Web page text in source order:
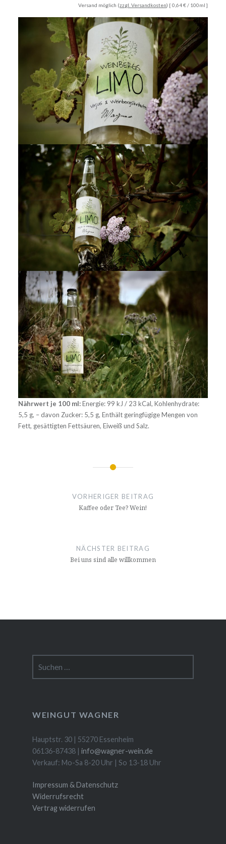
Versand möglich (zzgl. Versandkosten) [ 0,64 € / 100ml ]
Nährwert je 100 ml:Energie: 99 kJ / 23 kCal, Kohlenhydrate:
5,5 g, – davon Zucker: 5,5 g, Enthält geringfügige Mengen von
Fett, gesättigten Fettsäuren, Eiweiß und Salz.
Beitragsnavigation
VORHERIGER BEITRAG
Kaffee oder Tee? Wein!
NÄCHSTER BEITRAG
Bei uns sind alle willkommen
nach:
WEINGUT WAGNER
Hauptstr. 30 | 55270 Essenheim
06136-87438 | info@wagner-wein.de
Verkauf: Mo-Sa 8-20 Uhr | So 13-18 Uhr
Impressum & Datenschutz
Widerrufsrecht
Vertrag widerrufen